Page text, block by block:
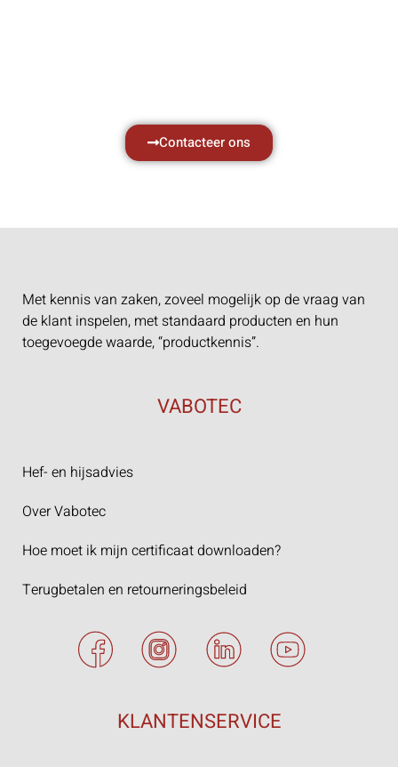
Contacteer ons
Met kennis van zaken, zoveel mogelijk op de vraag van
de klant inspelen, met standaard producten en hun
toegevoegde waarde, “productkennis”.
VABOTEC
Hef- en hijsadvies
Over Vabotec
Hoe moet ik mijn certificaat downloaden?
Terugbetalen en retourneringsbeleid
KLANTENSERVICE